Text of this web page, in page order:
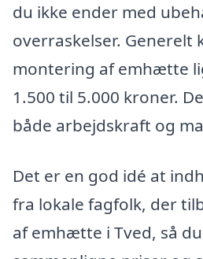
du ikke ender med
overraskelser. Generelt
montering af emhætte
1.500 til 5.000 kroner.
både arbejdskraft og
Det er en god idé at
fra lokale fagfolk, der
af emhætte i Tved, så